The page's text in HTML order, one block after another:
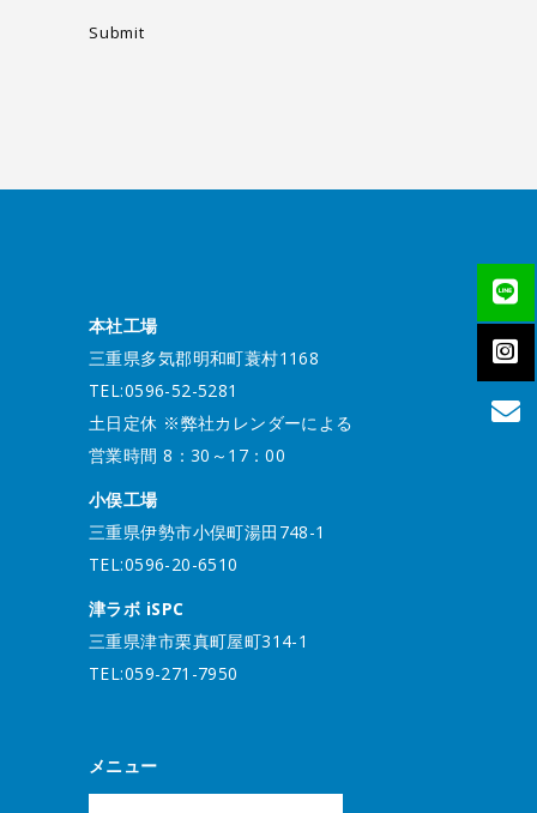
本社工場
三重県多気郡明和町蓑村1168
TEL:0596-52-5281
土日定休 ※弊社カレンダーによる
営業時間 8：30～17：00
小俣工場
三重県伊勢市小俣町湯田748-1
TEL:0596-20-6510
津ラボ iSPC
三重県津市栗真町屋町314-1
TEL:059-271-7950
メニュー